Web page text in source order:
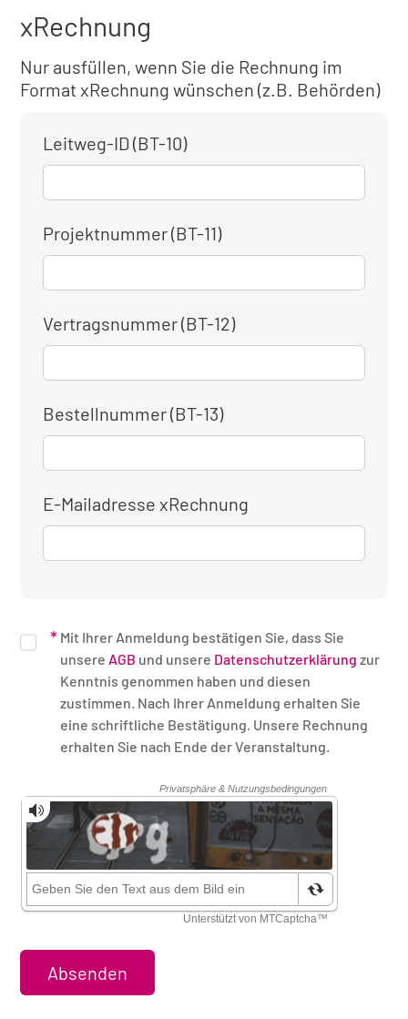
xRechnung
Nur ausfüllen, wenn Sie die Rechnung im
Format xRechnung wünschen (z.B. Behörden)
Leitweg-ID (BT-10)
Projektnummer (BT-11)
Vertragsnummer (BT-12)
Bestellnummer (BT-13)
E-Mailadresse xRechnung
Mit Ihrer Anmeldung bestätigen Sie, dass Sie
unsere AGB und unsere Datenschutzerklärung zur
Kenntnis genommen haben und diesen
zustimmen. Nach Ihrer Anmeldung erhalten Sie
eine schriftliche Bestätigung. Unsere Rechnung
erhalten Sie nach Ende der Veranstaltung.
Sicherheitsüberprüfung